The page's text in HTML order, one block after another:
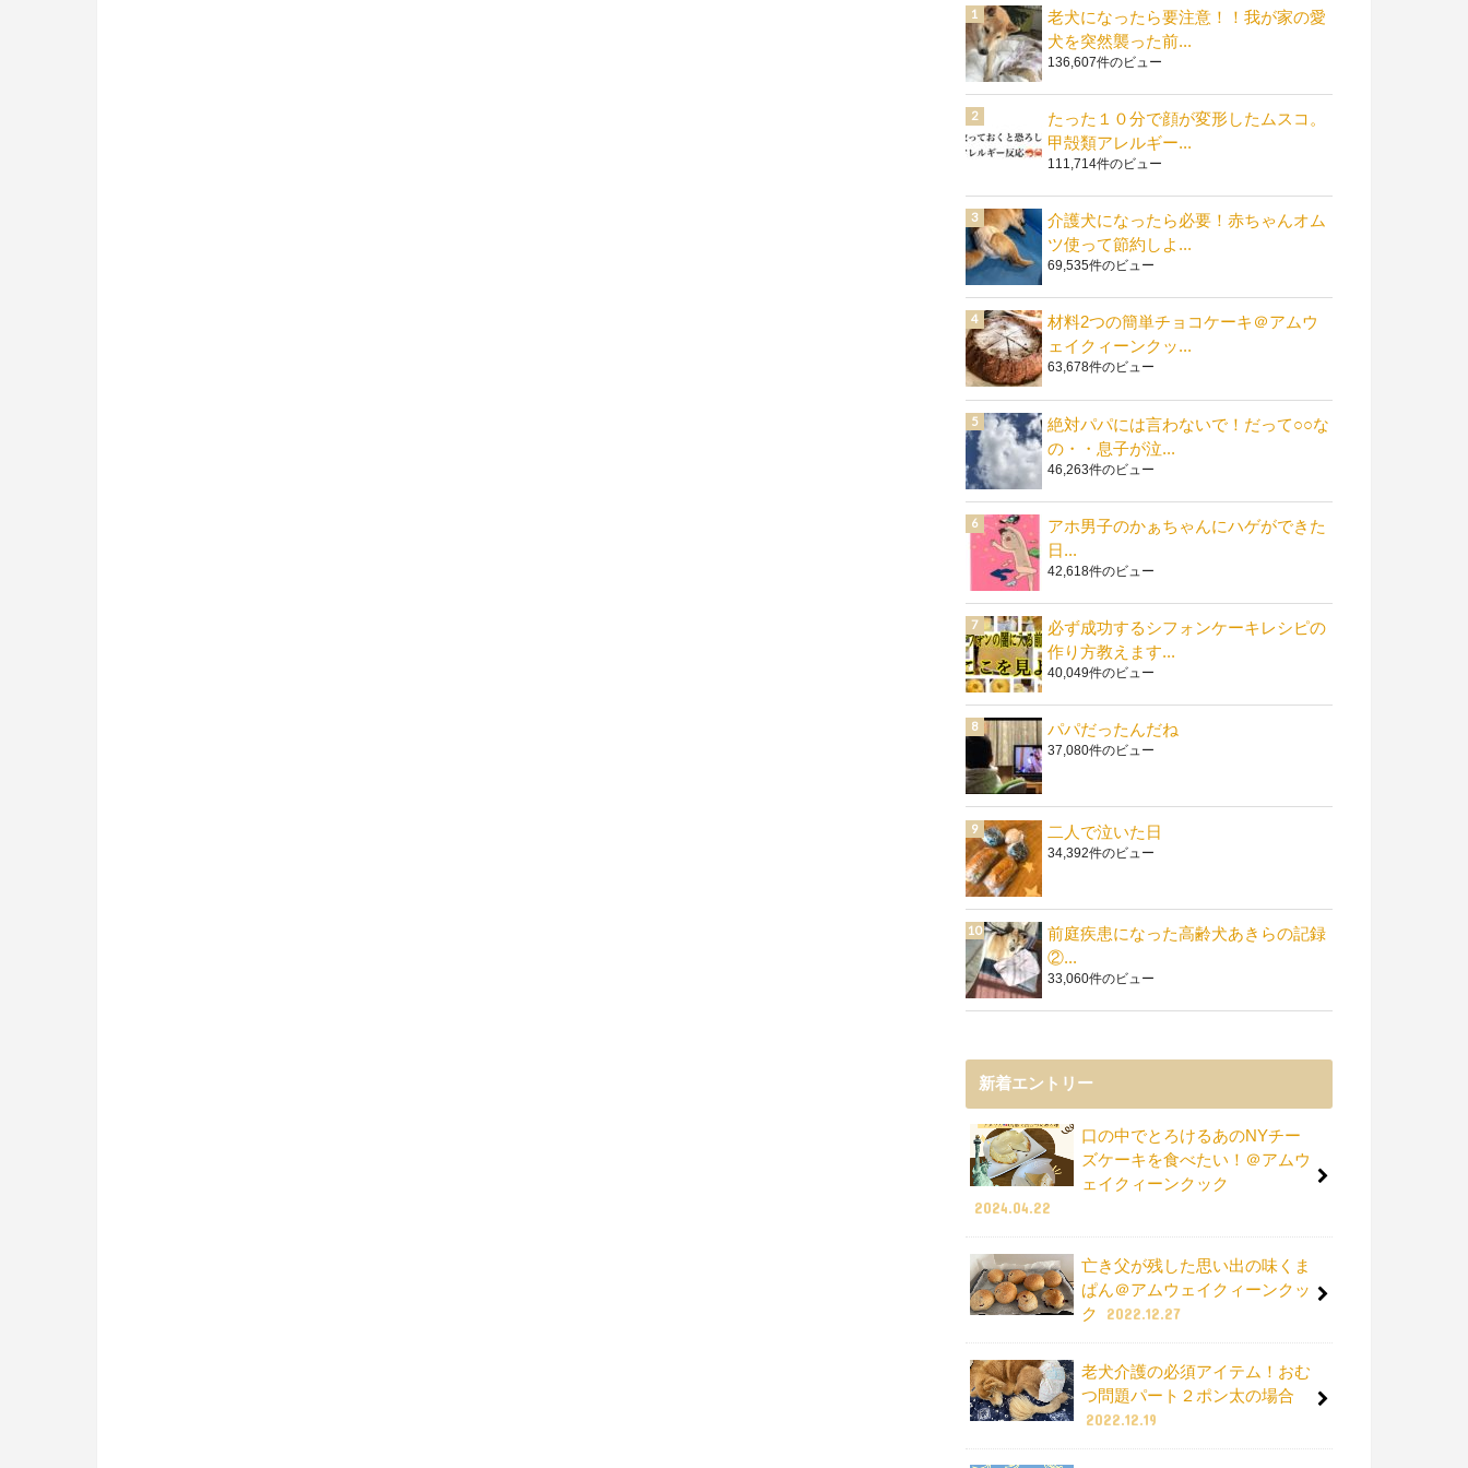
老犬になったら要注意！！我が家の愛
犬を突然襲った前...
136,607件のビュー
たった１０分で顔が変形したムスコ。
甲殻類アレルギー...
111,714件のビュー
介護犬になったら必要！赤ちゃんオム
ツ使って節約しよ...
69,535件のビュー
材料2つの簡単チョコケーキ＠アムウ
ェイクィーンクッ...
63,678件のビュー
絶対パパには言わないで！だって○○な
の・・息子が泣...
46,263件のビュー
アホ男子のかぁちゃんにハゲができた
日...
42,618件のビュー
必ず成功するシフォンケーキレシピの
作り方教えます...
40,049件のビュー
パパだったんだね
37,080件のビュー
二人で泣いた日
34,392件のビュー
前庭疾患になった高齢犬あきらの記録
②...
33,060件のビュー
新着エントリー
口の中でとろけるあのNYチー
ズケーキを食べたい！＠アムウ
ェイクィーンクック
2024.04.22
亡き父が残した思い出の味くま
ぱん＠アムウェイクィーンクッ
ク
2022.12.27
老犬介護の必須アイテム！おむ
つ問題パート２ポン太の場合
2022.12.19